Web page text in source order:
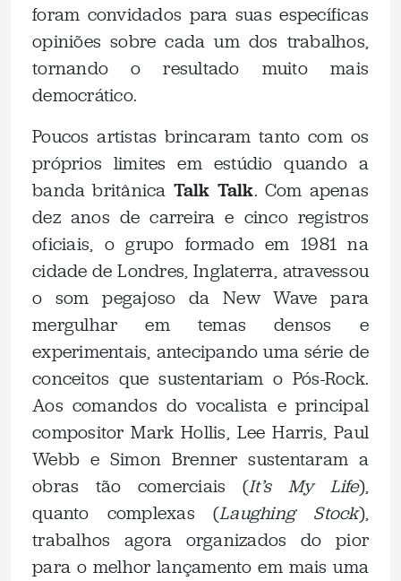
foram convidados para suas específicas
opiniões sobre cada um dos trabalhos,
tornando o resultado muito mais
democrático.
Poucos artistas brincaram tanto com os
próprios limites em estúdio quando a
banda britânica Talk Talk. Com apenas
dez anos de carreira e cinco registros
oficiais, o grupo formado em 1981 na
cidade de Londres, Inglaterra, atravessou
o som pegajoso da New Wave para
mergulhar em temas densos e
experimentais, antecipando uma série de
conceitos que sustentariam o Pós-Rock.
Aos comandos do vocalista e principal
compositor Mark Hollis, Lee Harris, Paul
Webb e Simon Brenner sustentaram a
obras tão comerciais (It’s My Life),
quanto complexas (Laughing Stock),
trabalhos agora organizados do pior
para o melhor lançamento em mais uma